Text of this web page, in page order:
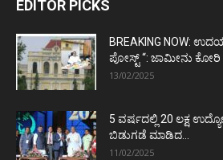
EDITOR PICKS
BREAKING NOW:
ಪೋಸ್ಟ್‌ “: ಜಾಮೀನು
13/02/2025
5 ವರ್ಷದಲ್ಲಿ 20 ಲಕ್ಷ
ಬಿಡುಗಡೆ ಮಾಡಿದ...
11/02/2025